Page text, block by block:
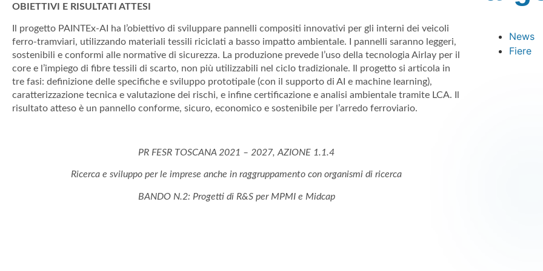
OBIETTIVI E RISULTATI ATTESI
Il progetto PAINTEx-AI ha l’obiettivo di sviluppare pannelli compositi innovativi per gli interni dei veicoli
ferro-tramviari, utilizzando materiali tessili riciclati a basso impatto ambientale. I pannelli saranno leggeri,
sostenibili e conformi alle normative di sicurezza. La produzione prevede l’uso della tecnologia Airlay per il
core e l’impiego di fibre tessili di scarto, non più utilizzabili nel ciclo tradizionale. Il progetto si articola in
tre fasi: definizione delle specifiche e sviluppo prototipale (con il supporto di AI e machine learning),
caratterizzazione tecnica e valutazione dei rischi, e infine certificazione e analisi ambientale tramite LCA. Il
risultato atteso è un pannello conforme, sicuro, economico e sostenibile per l’arredo ferroviario.
PR FESR TOSCANA 2021 – 2027, AZIONE 1.1.4
Ricerca e sviluppo per le imprese anche in raggruppamento con organismi di ricerca
BANDO N.2: Progetti di R&S per MPMI e Midcap
News
Fiere